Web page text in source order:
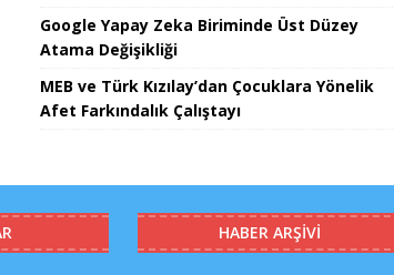
Google Yapay Zeka Biriminde Üst Düzey
Atama Değişikliği
MEB ve Türk Kızılay’dan Çocuklara Yönelik
Afet Farkındalık Çalıştayı
HABER ARŞIVI